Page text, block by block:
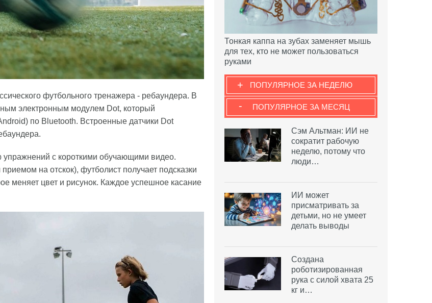
футбольного тренажера - ребаундера. В
электронным модулем Dot, который
по Bluetooth. Встроенные датчики Dot
с короткими обучающими видео.
на отскок), футболист получает подсказки
меняет цвет и рисунок. Каждое успешное касание
Тонкая каппа на зубах заменяет мышь
для тех, кто не может пользоваться
руками
ПОПУЛЯРНОЕ ЗА НЕДЕЛЮ
+
ПОПУЛЯРНОЕ ЗА МЕСЯЦ
-
Сэм Альтман: ИИ не
сократит рабочую
неделю, потому что
люди…
ИИ может
присматривать за
детьми, но не умеет
делать выводы
Создана
роботизированная
рука с силой хвата 25
кг и…